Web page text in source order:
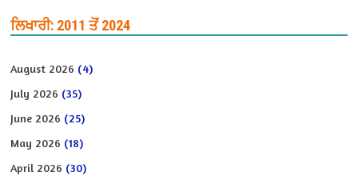
ਲਿਖਾਰੀ: 2011 ਤੋਂ 2024
August 2026 (4)
July 2026 (35)
June 2026 (25)
May 2026 (18)
April 2026 (30)